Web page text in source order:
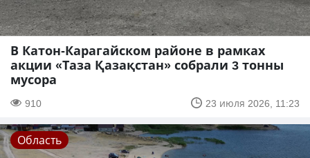
В Катон-Карагайском районе в рамках
акции «Таза Қазақстан» собрали 3 тонны
мусора
910 23 июля 2026, 11:23
Область